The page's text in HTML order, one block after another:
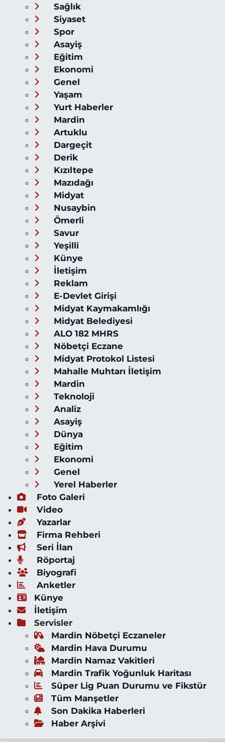
Sağlık
Siyaset
Spor
Asayiş
Eğitim
Ekonomi
Genel
Yaşam
Yurt Haberler
Mardin
Artuklu
Dargeçit
Derik
Kızıltepe
Mazıdağı
Midyat
Nusaybin
Ömerli
Savur
Yeşilli
Künye
İletişim
Reklam
E-Devlet Girişi
Midyat Kaymakamlığı
Midyat Belediyesi
ALO 182 MHRS
Nöbetçi Eczane
Midyat Protokol Listesi
Mahalle Muhtarı İletişim
Mardin
Teknoloji
Analiz
Asayiş
Dünya
Eğitim
Ekonomi
Genel
Yerel Haberler
Foto Galeri
Video
Yazarlar
Firma Rehberi
Seri İlan
Röportaj
Biyografi
Anketler
Künye
İletişim
Servisler
Mardin Nöbetçi Eczaneler
Mardin Hava Durumu
Mardin Namaz Vakitleri
Mardin Trafik Yoğunluk Haritası
Süper Lig Puan Durumu ve Fikstür
Tüm Manşetler
Son Dakika Haberleri
Haber Arşivi